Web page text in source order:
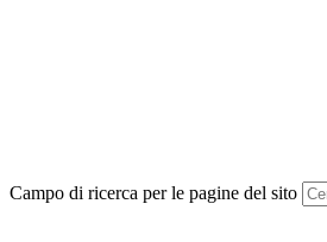
Campo di ricerca per le pagine del sito